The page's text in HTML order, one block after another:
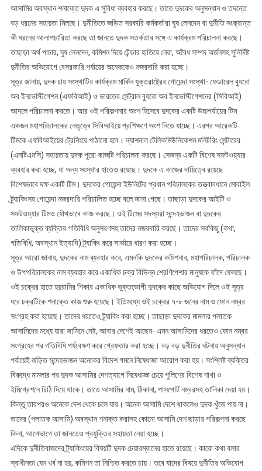
আসামির অবস্থান শনাক্তে দুদক এ সুবিধা ব্যবহার করছে। তাতে দুদকের অনুসন্ধান ও তদন্তে
বড় ধরনের সহায়তা মিলছে। দুর্নীতিতে জড়িত সরকারি কর্মকর্তারা ঘুষ লেনদেন বা দুর্নীতি সংক্রান্ত
কী ধরনের আলাপচারিতা করছে তা জানতে দুদক সতর্কতার সঙ্গে এ কার্যক্রম পরিচালনা করছে।
তাছাড়া অর্থ পাচার, ঘুষ লেনদেন, কমিশন দিয়ে টেন্ডার হাতিয়ে নেয়া, অবৈধ সম্পদ অর্জনসহ সুনির্দিষ্ট
দুর্নীতির অভিযোগে বেসরকারি পর্যায়ের অনেককেও নজরদারি করা হচ্ছে।
সূত্র জানায়, দুদক চায় সংস্থাটির কার্যক্রম মার্কিন যুক্তরাষ্ট্রের গোয়েন্দা সংস্থা- ফেডারেল ব্যুরো
অব ইনভেস্টিগেশন (এফবিআই) ও ভারতের সেন্ট্রাল ব্যুরো অব ইনভেস্টিগেশনের (সিবিআই)
আদলে পরিচালনা করতে। আর ওই পরিকল্পনার অংশ হিসেবে দুদকের একটি উচ্চপর্যায়ের টিম
একজন মহাপরিচালকের নেতৃত্বে সিবিআইয়ে প্রশিক্ষণে অংশ নিতে যাচ্ছে। এরপর আরেকটি
টিমকে এফবিআইয়ের ট্রেনিংয়ে পাঠানো হবে। ন্যাশনাল টেলিকমিউনিকেশন মনিটরিং সেন্টারের
(এনটিএমসি) সহায়তায় দুদক পুরো কাজটি পরিচালনা করছে। সেজন্য একটি বিশেষ সফটওয়্যার
ব্যবহার করা হচ্ছে, যা অন্য সংস্থার হাতেও রয়েছে। দুদকে এ কাজের দায়িত্বে রয়েছে
বিশেষভাবে দক্ষ একটি টিম। দুদকের গোয়েন্দা ইউনিটের প্রধান পরিচালকের তত্ত্বাবধানে মোবাইল
ট্র্যাকিংসহ গোয়েন্দা নজরদারি পরিচালিত হচ্ছে বলে জানা গেছে। তাছাড়া দুদকের আইটি ও
সফটওয়্যার টিমও যৌথভাবে কাজ করছে। ওই টিমের সদস্যরা সন্দেহভাজন বা দুদকের
তালিকাভুক্ত ব্যক্তির গতিবিধি অনুসরণসহ তাদের নজরদারি করছে। তাদের সবকিছু (কথা,
গতিবিধি, অবস্থান ইত্যাদি) ট্র্যাকিং করে সার্ভারে ধারণ করা হচ্ছে।
সূত্র আরো জানায়, দুদকের নাম ব্যবহার করে, এমনকি দুদকের কমিশনার, মহাপরিচালক, পরিচালক
ও উপপরিচালকের নাম ব্যবহার করে একাধিক চক্র বিভিন্ন শ্রেণিপেশার মানুষকে ফাঁদে ফেলছে।
ওই চক্রের হাতে হয়রানির শিকার একাধিক ভুক্তভোগী দুদকের কাছে অভিযোগ দিলে ওই সূত্র
ধরে চক্রটিকে শনাক্তে কাজ শুরু হয়েছে। ইতিমধ্যে ওই চক্রের ৭-৮ জনের নাম ও ফোন নম্বর
সংগ্রহ করা হয়েছে। তাদের ধরতেও ট্র্যাকিং করা হচ্ছে। তাছাড়া দুদকের মামলার পলাতক
আসামিদের মধ্যে যারা জামিনে নেই, আবার দেশেই আছেন- এমন আসামিদের ধরতেও ফোন নম্বর
সংগ্রহের পর গতিবিধি পর্যবেক্ষণ করে গ্রেফতার করা হচ্ছে। বড় বড় দুর্নীতির ঘটনায় অনুসন্ধান
পর্যায়েই জড়িত সন্দেহভাজন অনেকের বিদেশ গমনে নিষেধাজ্ঞা আরোপ করা হয়। সংশ্লিষ্ট ব্যক্তির
বিরুদ্ধে মামলার পর দুদক আসামির দেশত্যাগে নিষেধাজ্ঞা চেয়ে পুলিশের বিশেষ শাখা ও
ইমিগ্রেশনে চিঠি দিয়ে থাকে। তাতে আসামির নাম, ঠিকানা, পাসপোর্ট নম্বরসহ তালিকা দেয়া হয়।
কিন্তু তারপরও অনেকে দেশ থেকে চলে যায়। অনেক আসামি দেশে থাকলেও দুদক খুঁজে পায় না।
তাদের (পলাতক আসামি) অবস্থান শনাক্ত করাসহ কোনো আসামি দেশ ছাড়ার পরিকল্পনা করছে
কিনা, আগেভাগে তা জানতেও প্রযুক্তির সহায়তা নেয়া হচ্ছে।
এদিকে দুর্নীতিবাজদের ট্র্যাকিংয়ের বিষয়টি দুদক চেয়ারম্যানের হাতে রয়েছে। কারো কথা বলার
স্বাধীনতা যেন খর্ব না হয়, কমিশন তা নিশ্চিত করতে চায়। তবে যাদের বিষয়ে দুর্নীতির অভিযোগ